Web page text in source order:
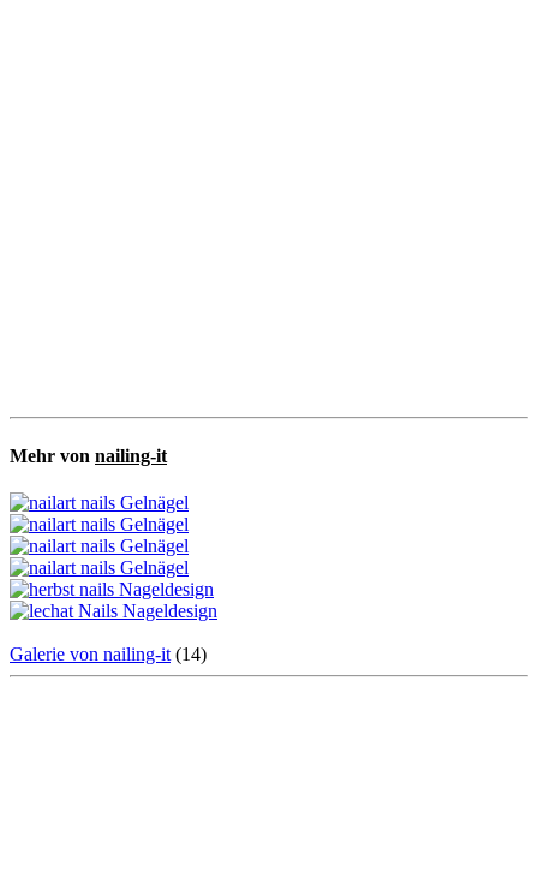
Mehr von nailing-it
Galerie von nailing-it (14)